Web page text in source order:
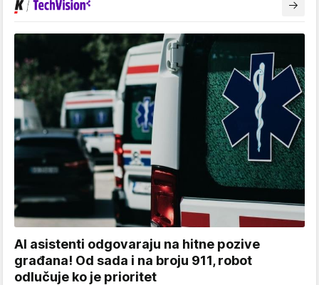
AI asistenti odgovaraju na hitne pozive
građana! Od sada i na broju 911, robot
odlučuje ko je prioritet